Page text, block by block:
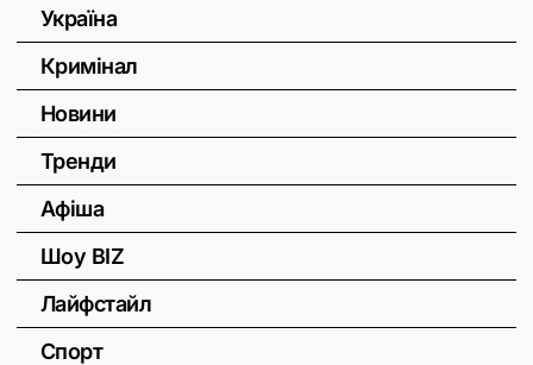
Україна
Кримінал
Новини
Тренди
Афіша
Шоу BIZ
Лайфстайл
Спорт